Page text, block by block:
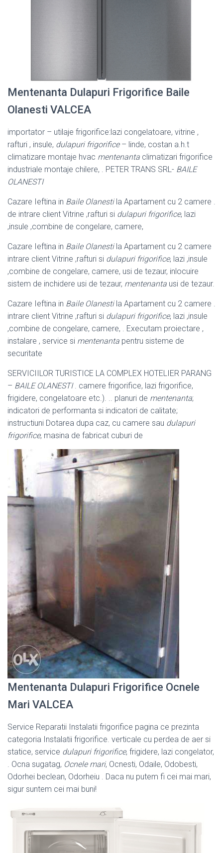
Mentenanta Dulapuri Frigorifice Baile
Olanesti VALCEA
importator – utilaje frigorifice:lazi congelatoare, vitrine ,
rafturi , insule, dulapuri frigorifice– linde, costan a.h.t
climatizare montaje hvac mentenanta climatizari frigorifice
industriale montaje chilere, . PETER TRANS SRL- BAILE
OLANESTI
Cazare Ieftina in Baile Olanestila Apartament cu 2 camere .
de intrare client Vitrine ,rafturi si dulapuri frigorifice, lazi
,insule ,combine de congelare, camere,
Cazare Ieftina in Baile Olanestila Apartament cu 2 camere
intrare client Vitrine ,rafturi si dulapuri frigorifice, lazi ,insule
,combine de congelare, camere, usi de tezaur, inlocuire
sistem de inchidere usi de tezaur, mentenanta usi de tezaur.
Cazare Ieftina in Baile Olanestila Apartament cu 2 camere .
intrare client Vitrine ,rafturi si dulapuri frigorifice, lazi ,insule
,combine de congelare, camere, . Executam proiectare ,
instalare , service si mentenanta pentru sisteme de
securitate
SERVICIILOR TURISTICE LA COMPLEX HOTELIER PARANG
– BAILE OLANESTI. camere frigorifice, lazi frigorifice,
frigidere, congelatoare etc.). .. planuri de mentenanta;
indicatori de performanta si indicatori de calitate;
instructiuni Dotarea dupa caz, cu camere sau dulapuri
frigorifice, masina de fabricat cuburi de
Mentenanta Dulapuri Frigorifice Ocnele
Mari VALCEA
Service Reparatii Instalatii frigorifice pagina ce prezinta
categoria Instalatii frigorifice. verticale cu perdea de aer si
statice, service dulapuri frigorifice, frigidere, lazi congelator,
. Ocna sugatag, Ocnele mari, Ocnesti, Odaile, Odobesti,
Odorhei beclean, Odorheiu . Daca nu putem fi cei mai mari,
sigur suntem cei mai buni!